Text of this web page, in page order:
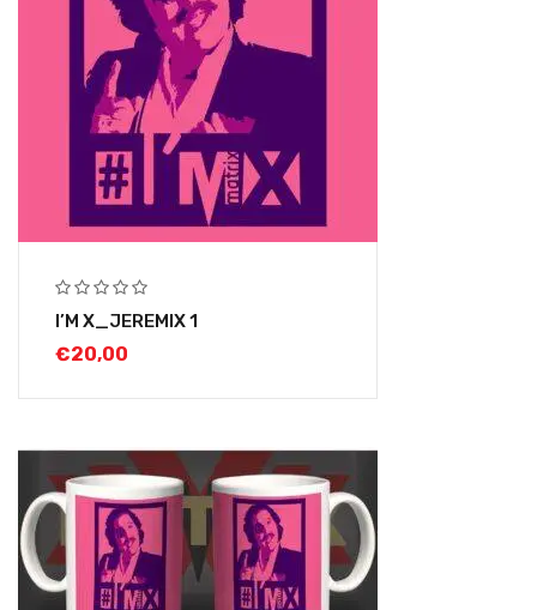
I’M X_JEREMIX 1
€20,00